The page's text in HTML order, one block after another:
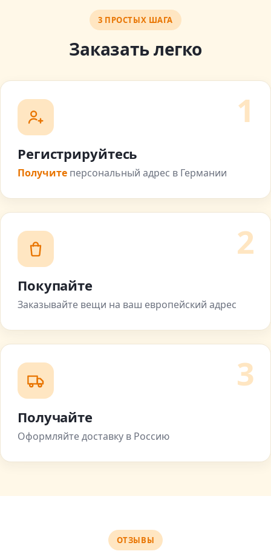
3 ПРОСТЫХ ШАГА
Заказать легко
1
Регистрируйтесь
Получите персональный адрес в Германии
2
Покупайте
Заказывайте вещи на ваш европейский адрес
3
Получайте
Оформляйте доставку в Россию
ОТЗЫВЫ